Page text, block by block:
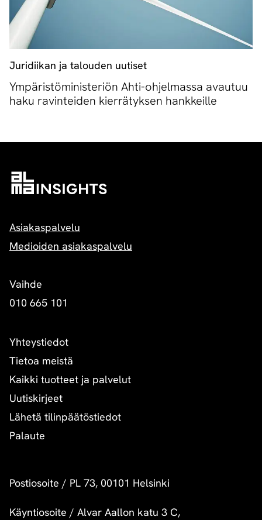
Juridiikan ja talouden uutiset
Ympäristöministeriön Ahti-ohjelmassa avautuu
haku ravinteiden kierrätyksen hankkeille
Asiakaspalvelu
Medioiden asiakaspalvelu
Vaihde
010 665 101
Yhteystiedot
Tietoa meistä
Kaikki tuotteet ja palvelut
Uutiskirjeet
Lähetä tilinpäätöstiedot
Palaute
Postiosoite / PL 73, 00101 Helsinki
Käyntiosoite / Alvar Aallon katu 3 C,